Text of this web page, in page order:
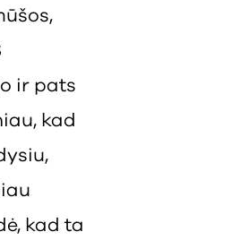
ir pats
kad
kad ta